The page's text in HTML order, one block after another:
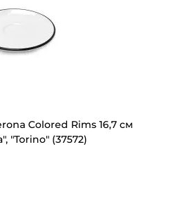
Colored Rims 16,7 см
"Torino" (37572)